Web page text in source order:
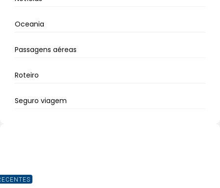
Oceania
Passagens aéreas
Roteiro
Seguro viagem